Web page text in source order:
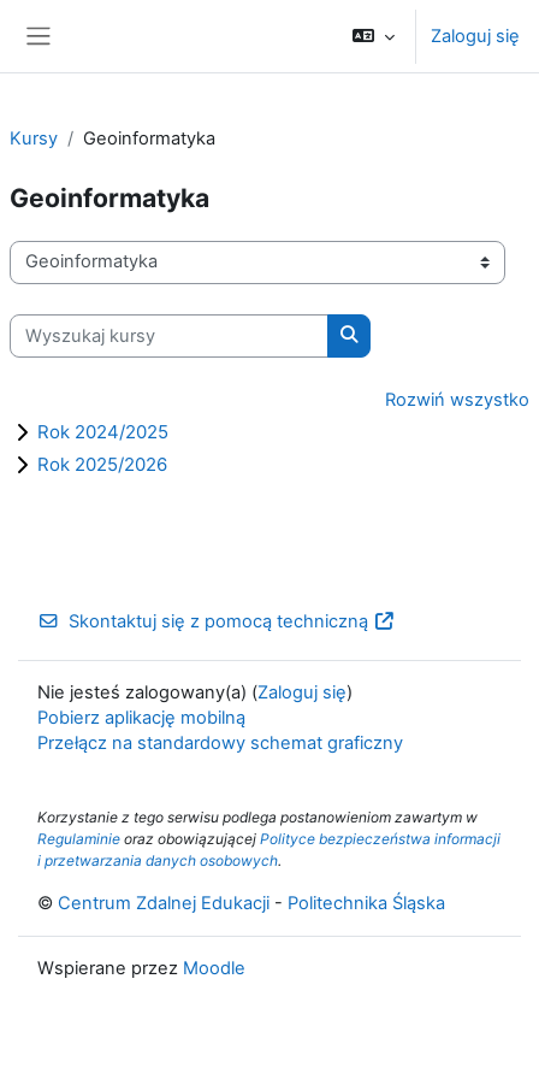
Zaloguj się
Kursy Geoinformatyka
Geoinformatyka
Kategorie kursów
Wyszukaj kursy
Wyszukaj kursy
Rozwiń wszystko
Rok 2024/2025
Rok 2025/2026
Skontaktuj się z pomocą techniczną
Nie jesteś zalogowany(a) (Zaloguj się)
Pobierz aplikację mobilną
Przełącz na standardowy schemat graficzny
Korzystanie z tego serwisu podlega postanowieniom zawartym w
Regulaminie oraz obowiązującej Polityce bezpieczeństwa informacji
i przetwarzania danych osobowych.
© Centrum Zdalnej Edukacji - Politechnika Śląska
Wspierane przez Moodle